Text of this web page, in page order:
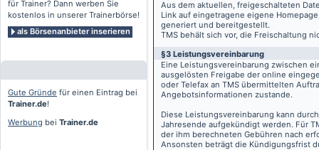
für Trainer? Dann werben Sie
kostenlos in unserer Trainerbörse!
als Börsenanbieter inserieren
Gute Gründe für einen Eintrag bei
Trainer.de!
Werbung bei Trainer.de
Aus dem aktuellen, freigeschalteten
Link auf eingetragene eigene
generiert und bereitgestellt.
TMS behält sich vor, die Freischaltung
§3 Leistungsvereinbarung
Eine Leistungsvereinbarung zwischen
ausgelösten Freigabe der online
oder Telefax an TMS übermittelten
Angebotsinformationen zustande.
Diese Leistungsvereinbarung kann
Jahresende aufgekündigt werden. Für
der ihm berechneten Gebühren nach
Ansonsten beträgt die Kündigungsfrist